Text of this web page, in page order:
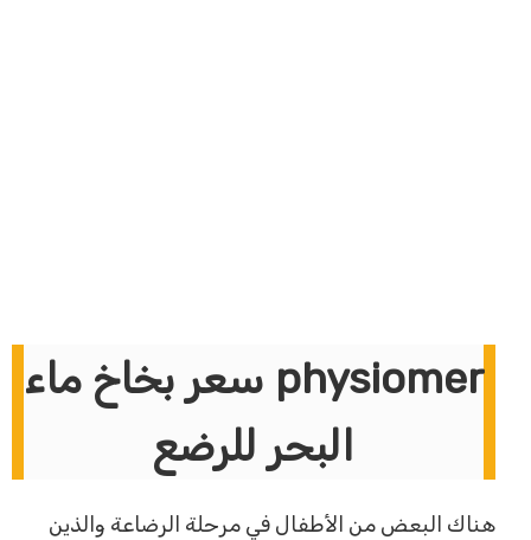
physiomer سعر بخاخ ماء
البحر للرضع
هناك البعض من الأطفال في مرحلة الرضاعة والذين